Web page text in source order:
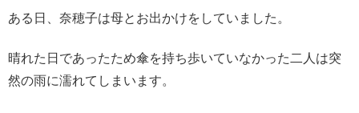
ある日、奈穂子は母とお出かけをしていました。
晴れた日であったため傘を持ち歩いていなかった二人は突
然の雨に濡れてしまいます。